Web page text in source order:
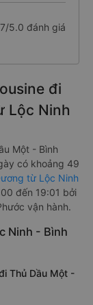
5.0 đánh giá
đi
Lộc Ninh
Một - Bình
có khoảng 49
từ Lộc Ninh
đến 19:01 bởi
vận hành.
Ninh - Bình
Thủ Dầu Một -